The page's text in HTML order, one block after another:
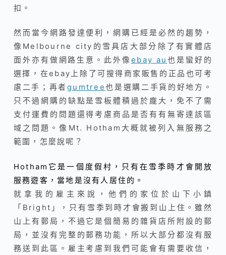
扣。
然而當今網路發達便利，網購已經是必然的趨勢，
像Melbourne city的雪具店大部分除了有實體店
面外亦有做網路生意。此外像ebay au 也是蠻好的
選擇，在ebay上除了可搜得商家販售的正品也可考
慮二手；再者gumtree也是選購二手貨的好地方。
只不過網購的缺點是雪板體積過於龐大，免不了需
支付運費的問題還得考慮商品是否有有無寄達該區
域之問題。像Mt. Hotham大概就被列入無服務之
範圍，怎麼說呢？
Hotham它是一個度假村，只有在雪季時才會開放
服務遊客，當地是沒有人居住的。
就拿我的雇主來說，他們的家位於山下小鎮
「Bright」，只有雪季到時才會搬到山上住。雖然
山上有郵局，不過它是個簡易的雜貨店所附設的郵
局，並沒有完整的郵務功能，所以大部分都沒有服
務送到此區。雇主考慮到我們可能會有需要收信，